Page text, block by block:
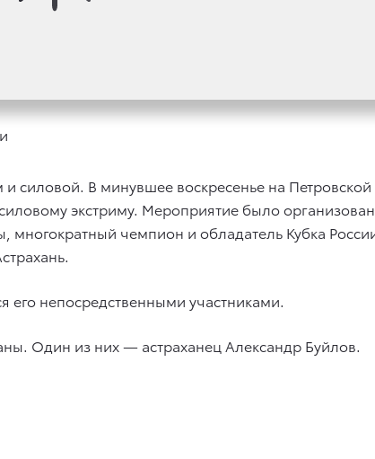
и силовой. В минувшее воскресенье на
экстриму. Мероприятие было
чемпион и обладатель Кубка
его непосредственными участниками.
Один из них — астраханец Александр Буйлов.